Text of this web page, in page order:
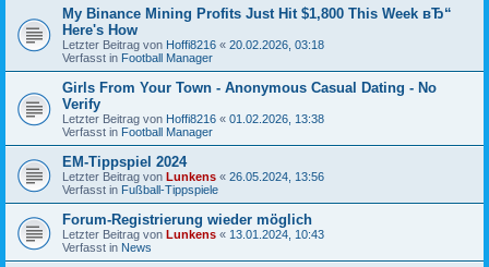
My Binance Mining Profits Just Hit $1,800 This Week вЂ“
Here's How
Letzter Beitrag von Hoffi8216 « 20.02.2026, 03:18
Verfasst in Football Manager
Girls From Your Town - Anonymous Casual Dating - No
Verify
Letzter Beitrag von Hoffi8216 « 01.02.2026, 13:38
Verfasst in Football Manager
EM-Tippspiel 2024
Letzter Beitrag von Lunkens « 26.05.2024, 13:56
Verfasst in Fußball-Tippspiele
Forum-Registrierung wieder möglich
Letzter Beitrag von Lunkens « 13.01.2024, 10:43
Verfasst in News